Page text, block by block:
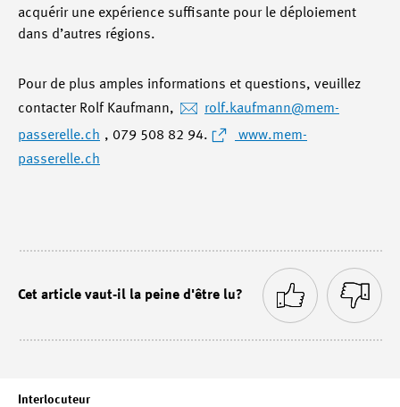
Interlocuteur
acquérir une expérience suffisante pour le déploiement
dans d’autres régions.
Pour de plus amples informations et questions, veuillez
contacter Rolf Kaufmann,
rolf.kaufmann@mem-
passerelle.ch , 079 508 82 94.
www.mem-
passerelle.ch
Cet article vaut-il la peine d'être lu?